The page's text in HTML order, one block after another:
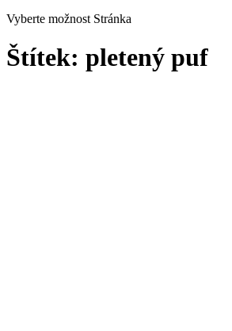
Vyberte možnost Stránka
Štítek: pletený puf